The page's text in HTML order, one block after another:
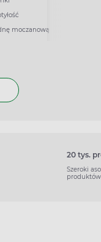
moczanową
20 tys.
Szeroki
produktów